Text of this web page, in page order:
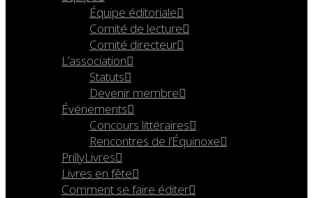
Équipe éditoriale
Comité de lecture
Comité directeur
L’association
Statuts
Devenir membre
Événements
Concours littéraires
Rencontres de l’Équinoxe
PrillyLivres
Livres en fête
Comment se faire éditer